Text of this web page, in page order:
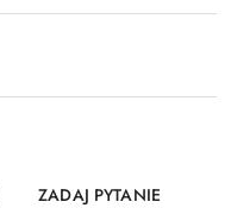
ZADAJ PYTANIE